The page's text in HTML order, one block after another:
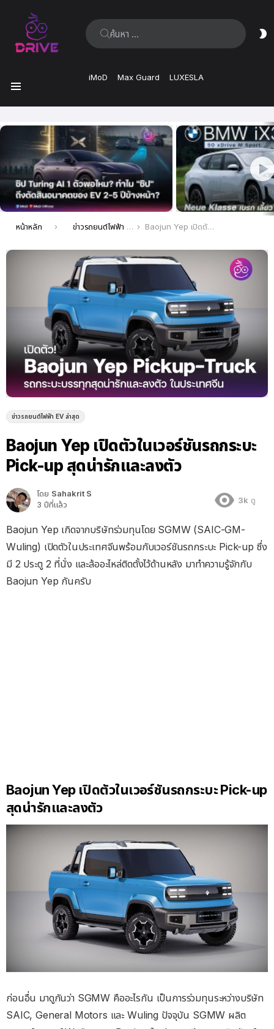
ค้นหา:
iMoD Max Guard LUXESLA
ล่าสุด
คุณอยู่ที่นี่:
หน้าหลัก ข่าวรถยนต์ไฟฟ้า EV ล่าสุด Baojun Yep เปิดตัวในเวอร์ชันรถกระบะ Pick-up สุดน่ารักและลงตัว
ข่าวรถยนต์ไฟฟ้า EV ล่าสุด
Baojun Yep เปิดตัวในเวอร์ชันรถกระบะ
Pick-up สุดน่ารักและลงตัว
โดย Sahakrit S
3 ปีที่แล้ว
3k ดู
Baojun Yep เกิดจากบริษัทร่วมทุนโดย SGMW (SAIC-GM-
Wuling) เปิดตัวในประเทศจีนพร้อมกับเวอร์ชันรถกระบะ Pick-up ซึ่ง
มี 2 ประตู 2 ที่นั่ง และล้ออะไหล่ติดตั้งไว้ด้านหลัง มาทำความรู้จักกับ
Baojun Yep กันครับ
Baojun Yep เปิดตัวในเวอร์ชันรถกระบะ Pick-up
สุดน่ารักและลงตัว
ก่อนอื่น มาดูกันว่า SGMW คืออะไรกัน เป็นการร่วมทุนระหว่างบริษัท
SAIC, General Motors และ Wuling ปัจจุบัน SGMW ผลิต